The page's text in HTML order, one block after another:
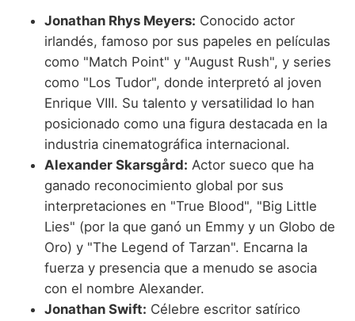
Jonathan Rhys Meyers: Conocido actor
irlandés, famoso por sus papeles en películas
como "Match Point" y "August Rush", y series
como "Los Tudor", donde interpretó al joven
Enrique VIII. Su talento y versatilidad lo han
posicionado como una figura destacada en la
industria cinematográfica internacional.
Alexander Skarsgård: Actor sueco que ha
ganado reconocimiento global por sus
interpretaciones en "True Blood", "Big Little
Lies" (por la que ganó un Emmy y un Globo de
Oro) y "The Legend of Tarzan". Encarna la
fuerza y presencia que a menudo se asocia
con el nombre Alexander.
Jonathan Swift: Célebre escritor satírico